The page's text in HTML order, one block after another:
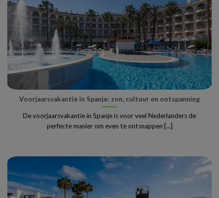
Voorjaarsvakantie in Spanje: zon, cultuur en ontspanning
De voorjaarsvakantie in Spanje is voor veel Nederlanders de
perfecte manier om even te ontsnappen [...]